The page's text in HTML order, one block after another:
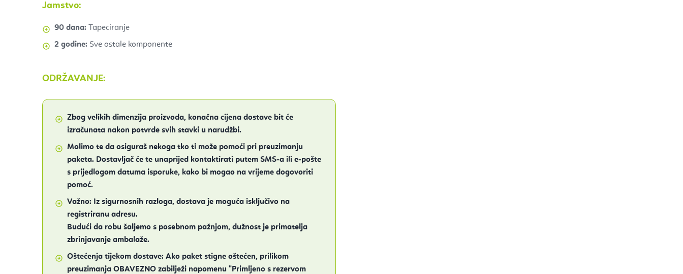
Jamstvo:
90 dana: Tapeciranje
2 godine: Sve ostale komponente
ODRŽAVANJE:
Zbog velikih dimenzija proizvoda, konačna cijena dostave bit će
izračunata nakon potvrde svih stavki u narudžbi.
Molimo te da osiguraš nekoga tko ti može pomoći pri preuzimanju
paketa. Dostavljač će te unaprijed kontaktirati putem SMS-a ili e-pošte
s prijedlogom datuma isporuke, kako bi mogao na vrijeme dogovoriti
pomoć.
Važno: Iz sigurnosnih razloga, dostava je moguća isključivo na
registriranu adresu.
Budući da robu šaljemo s posebnom pažnjom, dužnost je primatelja
zbrinjavanje ambalaže.
Oštećenja tijekom dostave: Ako paket stigne oštećen, prilikom
preuzimanja OBAVEZNO zabilježi napomenu "Primljeno s rezervom